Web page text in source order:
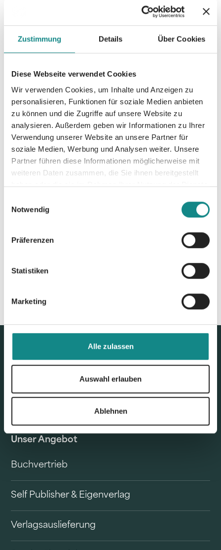
Zustimmung Details Über Cookies
Diese Webseite verwendet Cookies
Wir verwenden Cookies, um Inhalte und Anzeigen zu
personalisieren, Funktionen für soziale Medien anbieten
zu können und die Zugriffe auf unsere Website zu
analysieren. Außerdem geben wir Informationen zu Ihrer
Verwendung unserer Website an unsere Partner für
soziale Medien, Werbung und Analysen weiter. Unsere
Partner führen diese Informationen möglicherweise mit
weiteren Daten zusammen, die Sie ihnen bereitgestellt
haben oder die sie im Rahmen Ihrer Nutzung der Dienste
Notwendig
Präferenzen
Statistiken
Marketing
Alle zulassen
Auswahl erlauben
Ablehnen
mit denen ihr Kind vorhandene Defizite
überwinden kann. Mit den vorgestellten
Kindes gesteigert, denn es wird mit Freude
Informationen
PDF
Unser Angebot
Buchvertrieb
Self Publisher & Eigenverlag
Verlagsauslieferung